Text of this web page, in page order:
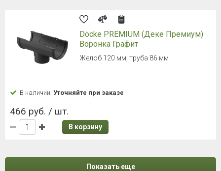
Döcke PREMIUM (Деке Премиум)
Воронка Графит
Желоб 120 мм, труба 86 мм
В наличии: Уточняйте при заказе
466 руб. / шт.
В корзину
Показать еще